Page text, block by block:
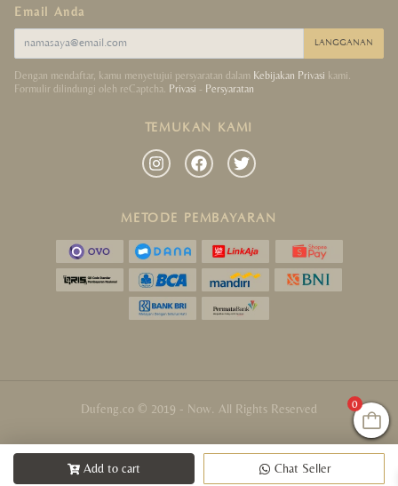
Email Anda
LANGGANAN
Dengan mendaftar, kamu menyetujui persyaratan dalam Kebijakan Privasi kami.
Formulir dilindungi oleh reCaptcha. Privasi - Persyaratan
TEMUKAN KAMI
METODE PEMBAYARAN
Dufeng.co © 2019 - Now. All Rights Reserved 0
Add to cart Chat Seller